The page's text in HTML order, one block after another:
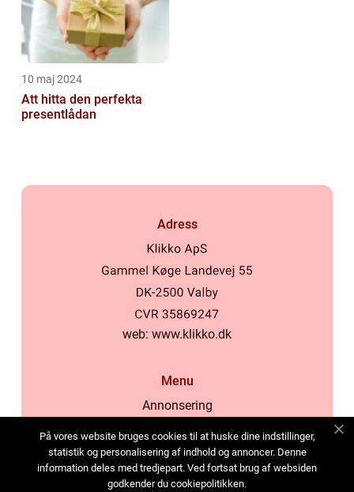
10 maj 2024
Att hitta den perfekta
presentlådan
Adress
web: www.klikko.dk
Menu
Annonsering
Cookies
Kontakta oss
På vores website bruges cookies til at huske dine indstillinger,
statistik og personalisering af indhold og annoncer. Denne
information deles med tredjepart. Ved fortsat brug af websiden
godkender du cookiepolitikken.